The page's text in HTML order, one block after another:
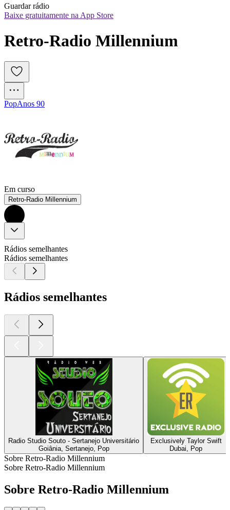
Guardar rádio
Baixe gratuitamente na App Store
PopAnos 90
Em curso
Retro-Radio Millennium
Rádios semelhantes
Rádios semelhantes
Rádios semelhantes
Radio Studio Souto - Sertanejo Universitário
Goiânia, Sertanejo, Pop
Exclusively Taylor Swift
Dubai, Pop
Sobre Retro-Radio Millennium
Sobre Retro-Radio Millennium
Sobre Retro-Radio Millennium